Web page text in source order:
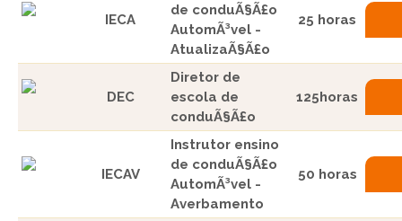
IECA
de conduÃ§Ã£o
AutomÃ³vel -
AtualizaÃ§Ã£o
25 horas
DEC
Diretor de
escola de
conduÃ§Ã£o
125horas
IECAV
Instrutor ensino
de conduÃ§Ã£o
AutomÃ³vel -
Averbamento
50 horas